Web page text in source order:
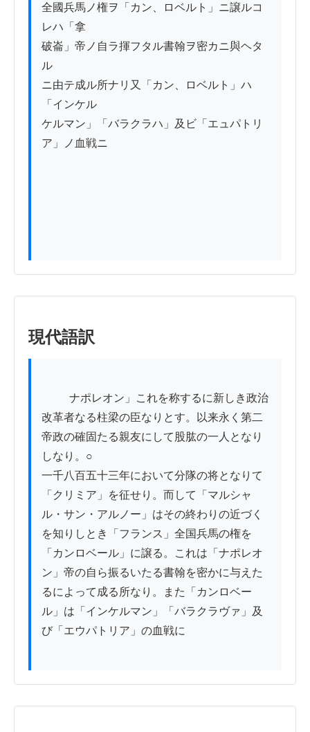
全國兵馬ノ権ヲ「カン、ロベルト」ニ譲ルコ
レハ「拿
破崙」帝ノ自ラ揮フタル書翰ヲ密カニ與ヘタ
ル
ニ由テ成ル所ナリ又「カン、ロベルト」ハ
「インケル
ケルマン」「バラクラハ」及ビ「エュパトリ
ア」ノ血戦ニ
現代語訳
改革者なる柱梁の臣なりとす。以来永く第二
帝政の確固たる親友にして股肱の一人となり
しなり。○
一千八百五十三年において分隊の将となりて
「クリミア」を征せり。而して「マルシャ
ル・サン・アルノー」はその終わりの近づく
を知りしとき「フランス」全国兵馬の権を
「カンロベール」に譲る。これは「ナポレオ
ン」帝の自ら振るいたる書翰を密かに与えた
るによって成る所なり。また「カンロベー
ル」は「インケルマン」「バラクラヴァ」及
び「エウパトリア」の血戦に